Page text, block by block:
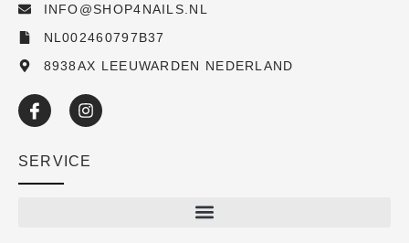
INFO@SHOP4NAILS.NL
NL002460797B37
8938AX LEEUWARDEN NEDERLAND
SERVICE